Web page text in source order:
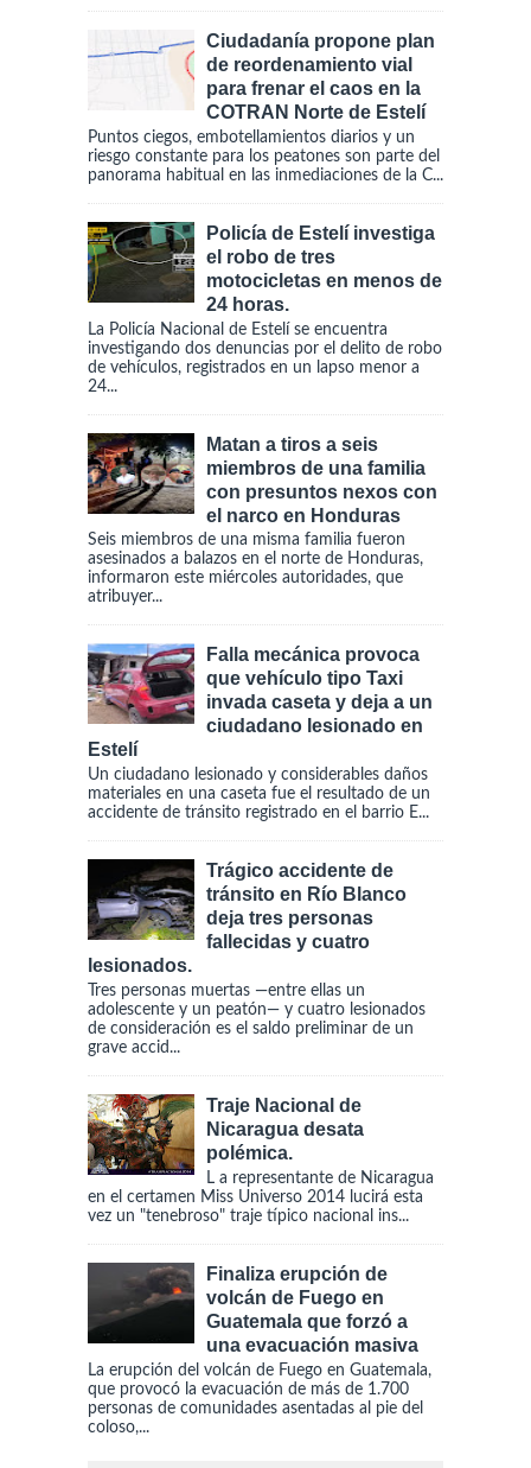
Ciudadanía propone plan
de reordenamiento vial
para frenar el caos en la
COTRAN Norte de Estelí
Puntos ciegos, embotellamientos diarios y un
riesgo constante para los peatones son parte del
panorama habitual en las inmediaciones de la C...
Policía de Estelí investiga
el robo de tres
motocicletas en menos de
24 horas.
La Policía Nacional de Estelí se encuentra
investigando dos denuncias por el delito de robo
de vehículos, registrados en un lapso menor a
24...
Matan a tiros a seis
miembros de una familia
con presuntos nexos con
el narco en Honduras
Seis miembros de una misma familia fueron
asesinados a balazos en el norte de Honduras,
informaron este miércoles autoridades, que
atribuyer...
Falla mecánica provoca
que vehículo tipo Taxi
invada caseta y deja a un
ciudadano lesionado en
Estelí
Un ciudadano lesionado y considerables daños
materiales en una caseta fue el resultado de un
accidente de tránsito registrado en el barrio E...
Trágico accidente de
tránsito en Río Blanco
deja tres personas
fallecidas y cuatro
lesionados.
Tres personas muertas —entre ellas un
adolescente y un peatón— y cuatro lesionados
de consideración es el saldo preliminar de un
grave accid...
Traje Nacional de
Nicaragua desata
polémica.
L a representante de Nicaragua
en el certamen Miss Universo 2014 lucirá esta
vez un "tenebroso" traje típico nacional ins...
Finaliza erupción de
volcán de Fuego en
Guatemala que forzó a
una evacuación masiva
La erupción del volcán de Fuego en Guatemala,
que provocó la evacuación de más de 1.700
personas de comunidades asentadas al pie del
coloso,...